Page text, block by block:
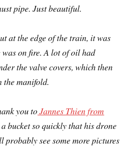
pipe. Just beautiful.
at the edge of the train, it was
on fire. A lot of oil had
the valve covers, which then
the manifold.
you toJannes Thien from
bucket so quickly that his drone
probably see some more pictures